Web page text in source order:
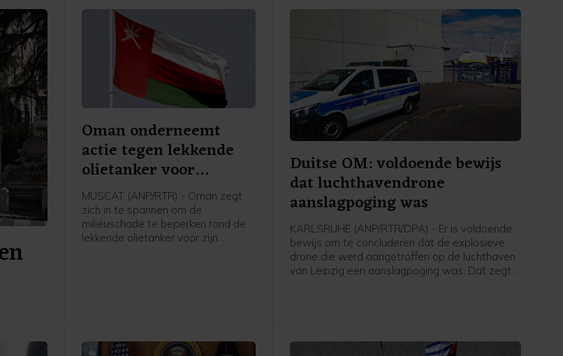
Oman onderneemt
actie tegen lekkende
olietanker voor
zuidkust
MUSCAT (ANP/RTR) - Oman zegt
zich in te spannen om de
milieuschade te beperken rond de
lekkende olietanker voor zijn
Duitse OM: voldoende bewijs
dat luchthavendrone
aanslagpoging was
KARLSRUHE (ANP/RTR/DPA) - Er is voldoende
bewijs om te concluderen dat de explosieve
drone die werd aangetroffen op de luchthaven
van Leipzig een aanslagpoging was. Dat zegt